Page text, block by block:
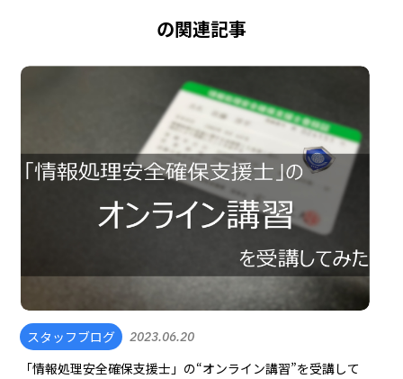
の関連記事
スタッフブログ 2023.06.20
「情報処理安全確保支援士」の“オンライン講習”を受講して